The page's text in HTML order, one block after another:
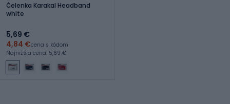
Čelenka Karakal Headband
white
5,69 €
4,84 €cena s kódom
Najnižšia cena: 5,69 €